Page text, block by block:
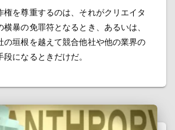
権を尊重するのは、それがクリエイタ
暴の免罪符となるとき、あるいは、
の垣根を越えて競合他社や他の業界の
になるときだけだ。